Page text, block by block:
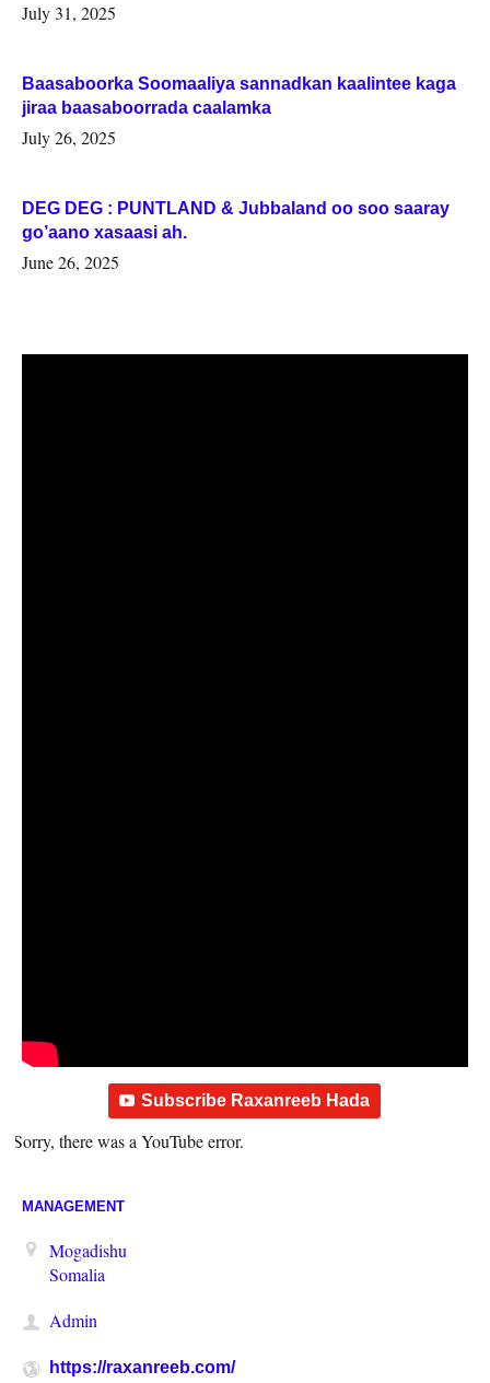
July 31, 2025
Baasaboorka Soomaaliya sannadkan kaalintee kaga
jiraa baasaboorrada caalamka
July 26, 2025
DEG DEG : PUNTLAND & Jubbaland oo soo saaray
go’aano xasaasi ah.
June 26, 2025
Subscribe Raxanreeb Hada
Sorry, there was a YouTube error.
MANAGEMENT
Mogadishu
Somalia
Admin
https://raxanreeb.com/